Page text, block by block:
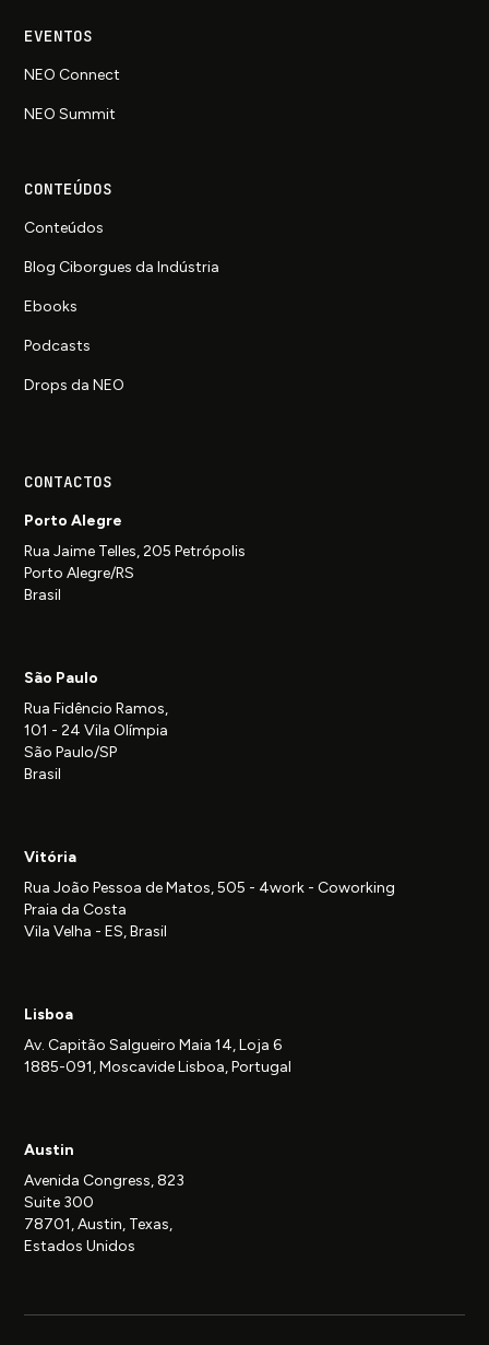
EVENTOS
NEO Connect
NEO Summit
CONTEÚDOS
Conteúdos
Blog Ciborgues da Indústria
Ebooks
Podcasts
Drops da NEO
CONTACTOS
Porto Alegre
Rua Jaime Telles, 205 Petrópolis
Porto Alegre/RS
Brasil
São Paulo
Rua Fidêncio Ramos,
101 - 24 Vila Olímpia
São Paulo/SP
Brasil
Vitória
Rua João Pessoa de Matos, 505 - 4work - Coworking
Praia da Costa
Vila Velha - ES, Brasil
Lisboa
Av. Capitão Salgueiro Maia 14, Loja 6
1885-091, Moscavide Lisboa, Portugal
Austin
Avenida Congress, 823
Suite 300
78701, Austin, Texas,
Estados Unidos